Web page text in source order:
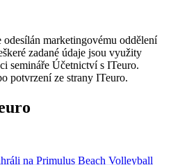
marketingovému oddělení
zadané údaje jsou využity
semináře Účetnictví s ITeuro.
potvrzení ze strany ITeuro.